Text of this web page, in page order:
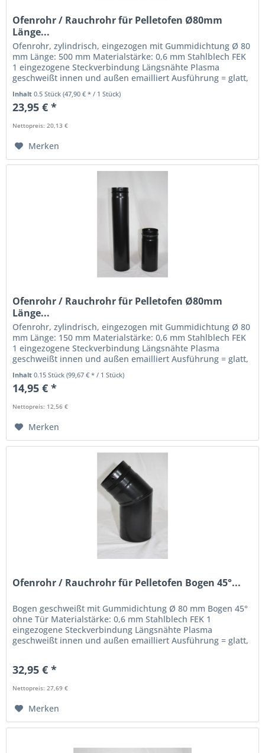
Ofenrohr / Rauchrohr für Pelletofen Ø80mm
Länge...
Ofenrohr, zylindrisch, eingezogen mit Gummidichtung Ø 80
mm Länge: 500 mm Materialstärke: 0,6 mm Stahlblech FEK
1 eingezogene Steckverbindung Längsnähte Plasma
geschweißt innen und außen emailliert Ausführung = glatt,
Inhalt0.5 Stück(47,90 € * / 1 Stück)
23,95 € *
Nettopreis: 20,13 €
Merken
Ofenrohr / Rauchrohr für Pelletofen Ø80mm
Länge...
Ofenrohr, zylindrisch, eingezogen mit Gummidichtung Ø 80
mm Länge: 150 mm Materialstärke: 0,6 mm Stahlblech FEK
1 eingezogene Steckverbindung Längsnähte Plasma
geschweißt innen und außen emailliert Ausführung = glatt,
Inhalt0.15 Stück(99,67 € * / 1 Stück)
14,95 € *
Nettopreis: 12,56 €
Merken
Ofenrohr / Rauchrohr für Pelletofen Bogen 45°...
Bogen geschweißt mit Gummidichtung Ø 80 mm Bogen 45°
ohne Tür Materialstärke: 0,6 mm Stahlblech FEK 1
eingezogene Steckverbindung Längsnähte Plasma
geschweißt innen und außen emailliert Ausführung = glatt,
32,95 € *
Nettopreis: 27,69 €
Merken